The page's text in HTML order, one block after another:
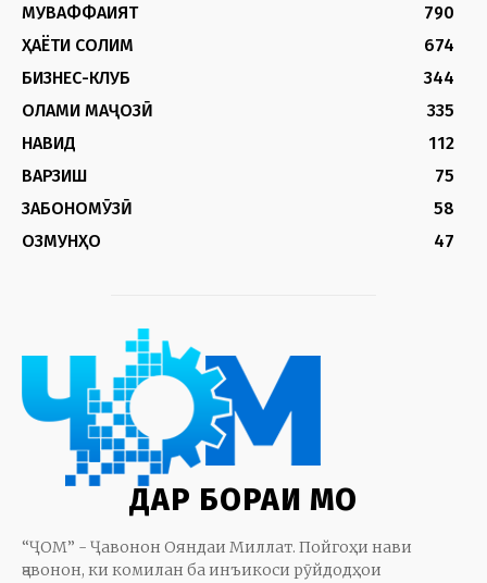
МУВАФФАҚИЯТ
790
ҲАЁТИ СОЛИМ
674
БИЗНЕС-КЛУБ
344
ОЛАМИ МАҶОЗӢ
335
НАВИД
112
ВАРЗИШ
75
ЗАБОНОМӮЗӢ
58
ОЗМУНҲО
47
ДАР БОРАИ МО
“ҶОМ” - Ҷавонон Ояндаи Миллат. Пойгоҳи нави
ҷавонон, ки комилан ба инъикоси рӯйдодҳои